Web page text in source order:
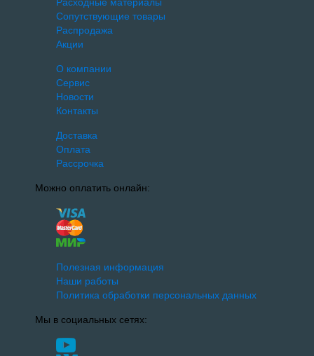
Расходные материалы
Сопутствующие товары
Распродажа
Акции
О компании
Сервис
Новости
Контакты
Доставка
Оплата
Рассрочка
Можно оплатить онлайн:
Полезная информация
Наши работы
Политика обработки персональных данных
Мы в социальных сетях: